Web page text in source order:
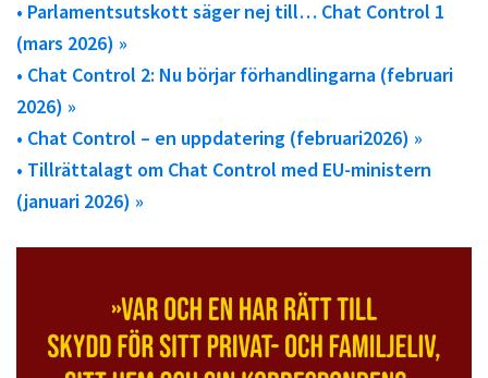
• Parlamentsutskott säger nej till… Chat Control 1
(mars 2026) »
• Chat Control 2: Nu börjar förhandlingarna (februari
2026) »
• Chat Control – en uppdatering (februari2026) »
• Tillrättalagt om Chat Control med EU-ministern
(januari 2026) »